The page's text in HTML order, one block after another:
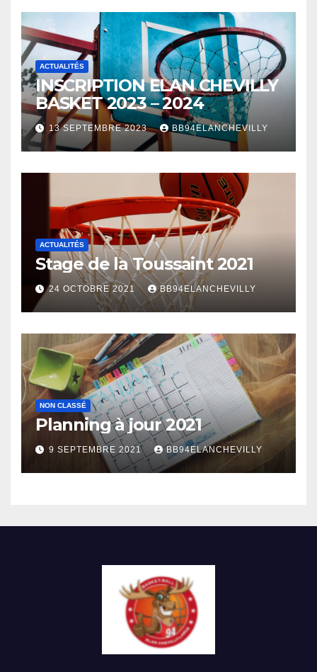
ACTUALITÉS
INSCRIPTION ELAN CHEVILLY
BASKET 2023 – 2024
13 SEPTEMBRE 2023 BB94ELANCHEVILLY
ACTUALITÉS
Stage de la Toussaint 2021
24 OCTOBRE 2021 BB94ELANCHEVILLY
NON CLASSÉ
Planning à jour 2021
9 SEPTEMBRE 2021 BB94ELANCHEVILLY